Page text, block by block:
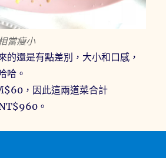
當瘦小
的還是有點差別，大小和口感，
哈。
，因此這兩道菜合計
。